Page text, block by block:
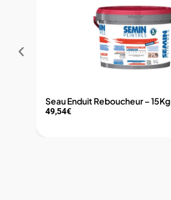
Seau Enduit Reboucheur – 15Kg
49,54€